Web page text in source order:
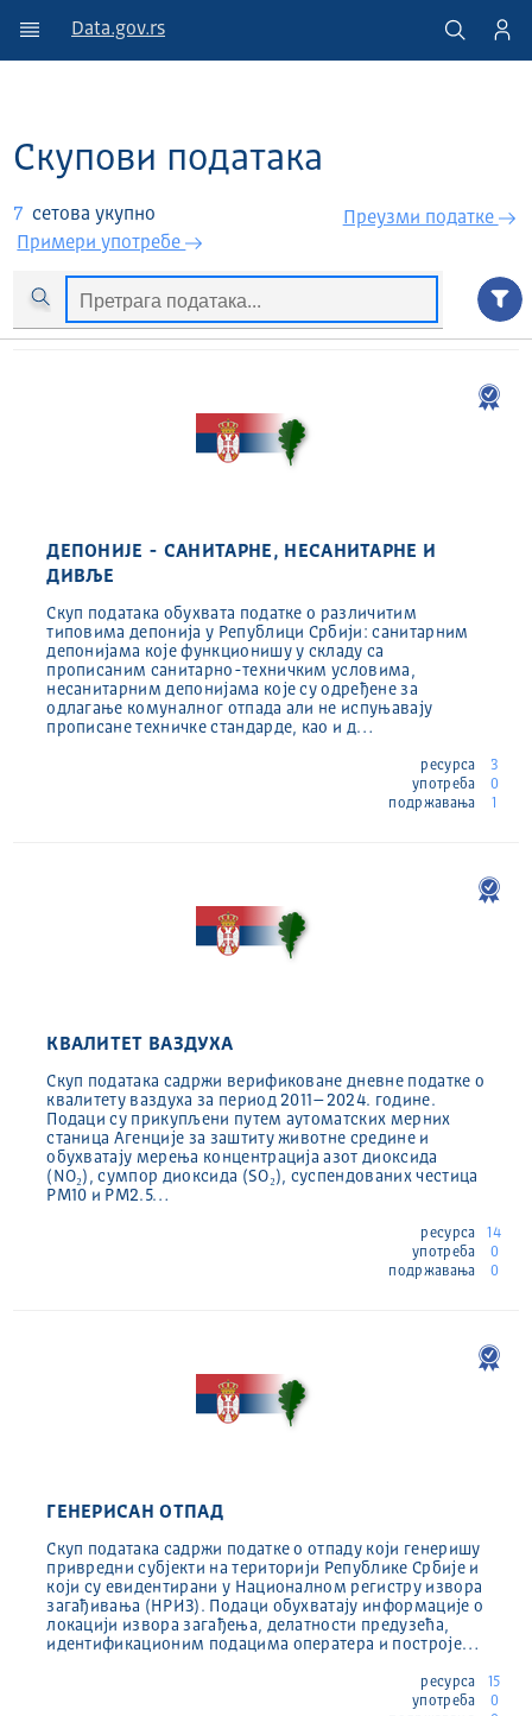
Data.gov.rs
Скупови података
7 сетова укупно
Примери употребе
Преузми податкe
ДЕПОНИЈЕ - САНИТАРНЕ, НЕСАНИТАРНЕ И
ДИВЉЕ
Скуп података обухвата податке о различитим
типовима депонија у Републици Србији: санитарним
депонијама које функционишу у складу са
прописаним санитарно-техничким условима,
несанитарним депонијама које су одређене за
одлагање комуналног отпада али не испуњавају
прописане техничке стандарде, као и д…
ресурса
3
употреба
0
подржавања
1
КВАЛИТЕТ ВАЗДУХА
Скуп података садржи верификоване дневне податке о
квалитету ваздуха за период 2011–2024. године.
Подаци су прикупљени путем аутоматских мерних
станица Агенције за заштиту животне средине и
обухватају мерења концентрација азот диоксида
(NO₂), сумпор диоксида (SO₂), суспендованих честица
PM10 и PM2.5…
ресурса
14
употреба
0
подржавања
0
ГЕНЕРИСАН ОТПАД
Скуп података садржи податке о отпаду који генеришу
привредни субјекти на територији Републике Србије и
који су евидентирани у Националном регистру извора
загађивања (НРИЗ). Подаци обухватају информације о
локацији извора загађења, делатности предузећа,
идентификационим подацима оператера и построје…
ресурса
15
употреба
0